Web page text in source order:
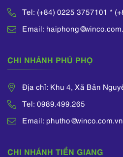
Tel: (+84) 0225 3757101 *
Email:
CHI NHÁNH PHÚ PHỌ
Địa chỉ: Khu 4, Xã Bản
Tel: 0989.499.265
Email: phutho@winco.com.vn
CHI NHÁNH TIỀN GIANG